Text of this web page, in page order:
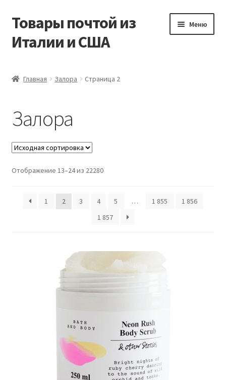
Перейти
навигации
Перейти
содержимому
Товары почтой из
Италии и США
Меню
Корзина
Мой аккаунт
Оформление заказа
Главная Залора Страница 2
Залора
Отображение 13–24 из 22280
1 2 3 4 5 … 1 855
1 856
1 857